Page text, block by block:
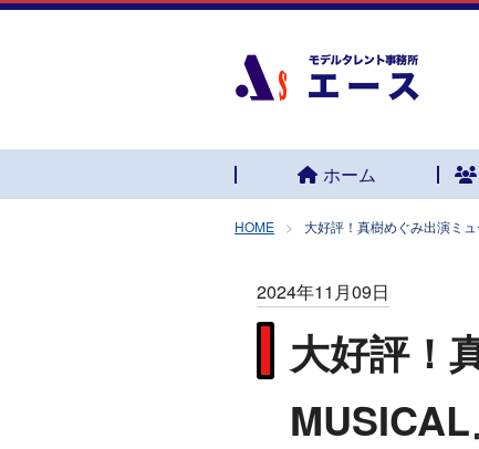
ホーム
HOME 大好評！真樹めぐみ出演ミ
2024年11月09日
大好評！
MUSICAL